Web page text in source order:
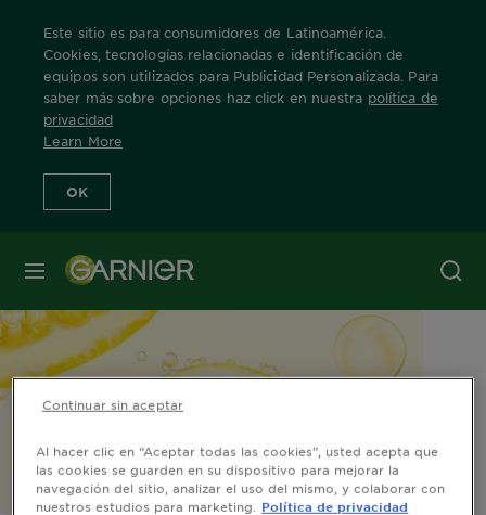
Este sitio es para consumidores de Latinoamérica.
Cookies, tecnologías relacionadas e identificación de
equipos son utilizados para Publicidad Personalizada. Para
saber más sobre opciones haz click en nuestra política de
privacidad
Learn More
OK
MENÚ
Home Ingredientes
Al hacer clic en “Aceptar todas las cookies”, usted acepta que
las cookies se guarden en su dispositivo para mejorar la
navegación del sitio, analizar el uso del mismo, y colaborar con
nuestros estudios para marketing.
Política de privacidad
Continuar sin aceptar